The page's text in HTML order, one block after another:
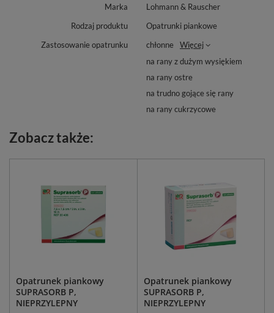
Marka
Lohmann & Rauscher
Rodzaj produktu
Opatrunki piankowe
Zastosowanie opatrunku
chłonne
Więcej
na rany z dużym wysiękiem
na rany ostre
na trudno gojące się rany
na rany cukrzycowe
Zobacz także:
Opatrunek piankowy
SUPRASORB P,
NIEPRZYLEPNY
Opatrunek piankowy
SUPRASORB P,
NIEPRZYLEPNY